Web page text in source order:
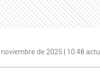
noviembre de 2025 | 10:48